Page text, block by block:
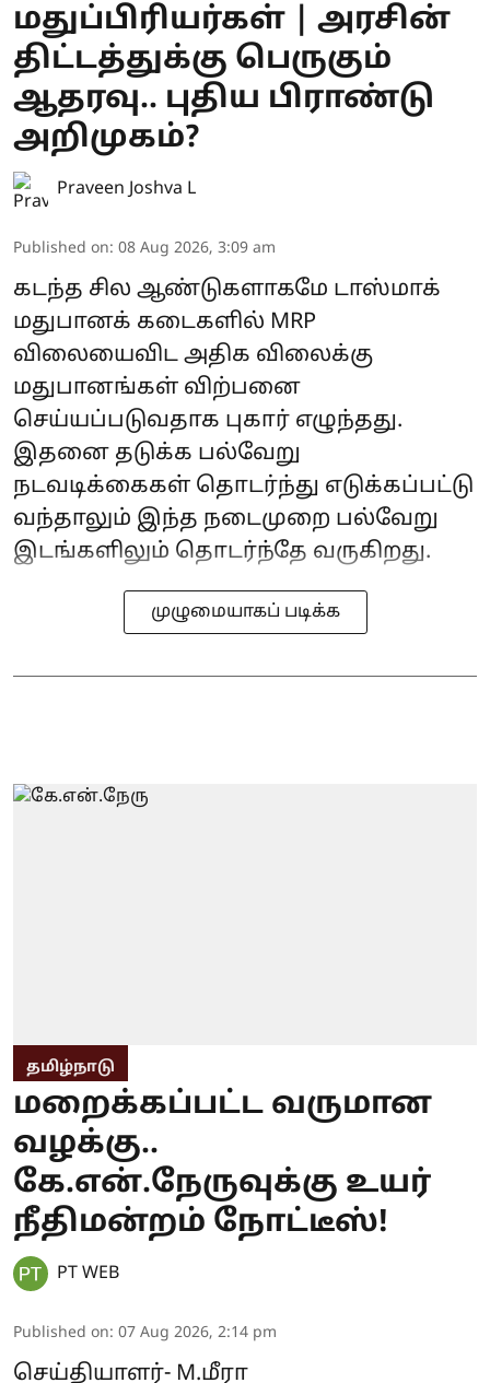
மதுப்பிரியர்கள் | அரசின்
திட்டத்துக்கு பெருகும்
ஆதரவு.. புதிய பிராண்டு
அறிமுகம்?
Praveen Joshva L
Published on: 08 Aug 2026, 3:09 am
கடந்த சில ஆண்டுகளாகமே டாஸ்மாக்
மதுபானக் கடைகளில் MRP
விலையைவிட அதிக விலைக்கு
மதுபானங்கள் விற்பனை
செய்யப்படுவதாக புகார் எழுந்தது.
இதனை தடுக்க பல்வேறு
நடவடிக்கைகள் தொடர்ந்து எடுக்கப்பட்டு
வந்தாலும் இந்த நடைமுறை பல்வேறு
இடங்களிலும் தொடர்ந்தே வருகிறது.
முழுமையாகப் படிக்க
தமிழ்நாடு
மறைக்கப்பட்ட வருமான
வழக்கு..
கே.என்.நேருவுக்கு உயர்
நீதிமன்றம் நோட்டீஸ்!
PT WEB
Published on: 07 Aug 2026, 2:14 pm
செய்தியாளர்- M.மீரா